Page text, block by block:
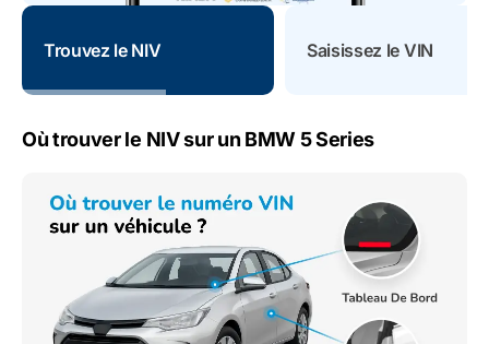
Trouvez le NIV Saisissez le VIN
Où trouver le NIV sur un BMW 5 Series